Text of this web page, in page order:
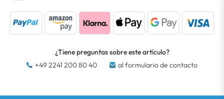
¿Tiene preguntas sobre este artículo?
+49 2241 200 80 40
al formulario de contacto